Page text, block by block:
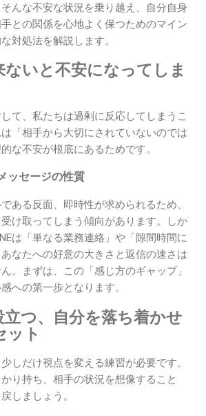
んな不安な状況を乗り越え、自分自身
との関係を心地よく保つためのマイン
対処法を解説します。
ないと不安になってしま
て、私たちは過剰に反応してしまうこ
「相手から大切にされていないのでは
な不安が根底にあるためです。
ッセージの性質
ある反面、即時性が求められるため、
け取ってしまう傾向があります。しか
は「単なる業務連絡」や「隙間時間に
なたへの好意の大きさと返信の速さは
。まずは、この「感じ方のギャップ」
への第一歩となります。
つ、自分を落ち着かせ
ット
しだけ視点を変える練習が必要です。
り持ち、相手の状況を想像すること
しましょう。